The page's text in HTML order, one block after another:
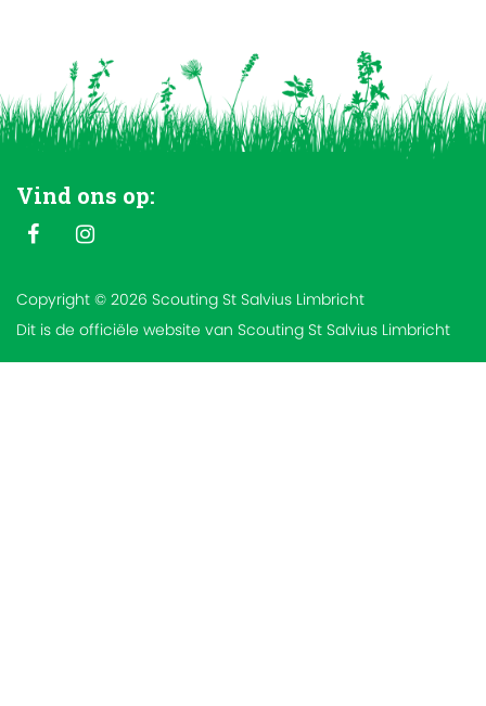
Vind ons op:
Copyright © 2026 Scouting St Salvius Limbricht
Dit is de officiële website van Scouting St Salvius Limbricht